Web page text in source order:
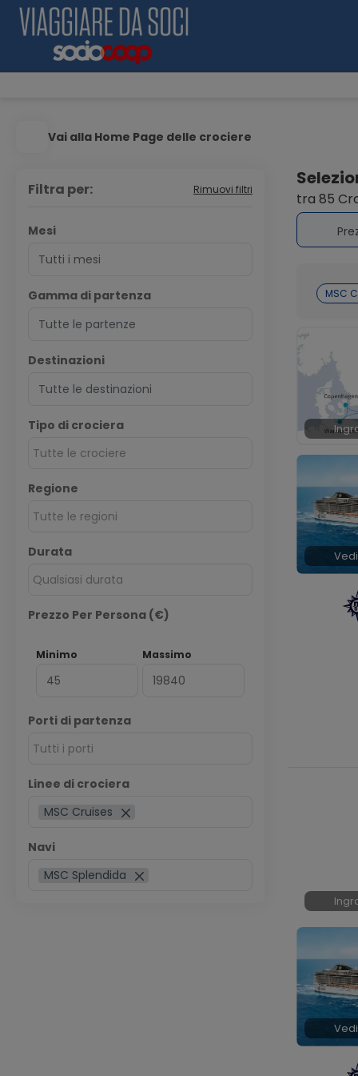
Vai alla Home Page delle crociere
Filtra per: Rimuovi filtri
Mesi
Gamma di partenza
Destinazioni
Tipo di crociera
Tutte le crociere
Regione
Tutte le regioni
Durata
Qualsiasi durata
Prezzo Per Persona (€)
Minimo Massimo
Porti di partenza
Tutti i porti
Linee di crociera
MSC Cruises
Navi
MSC Splendida
tra 85
MSC